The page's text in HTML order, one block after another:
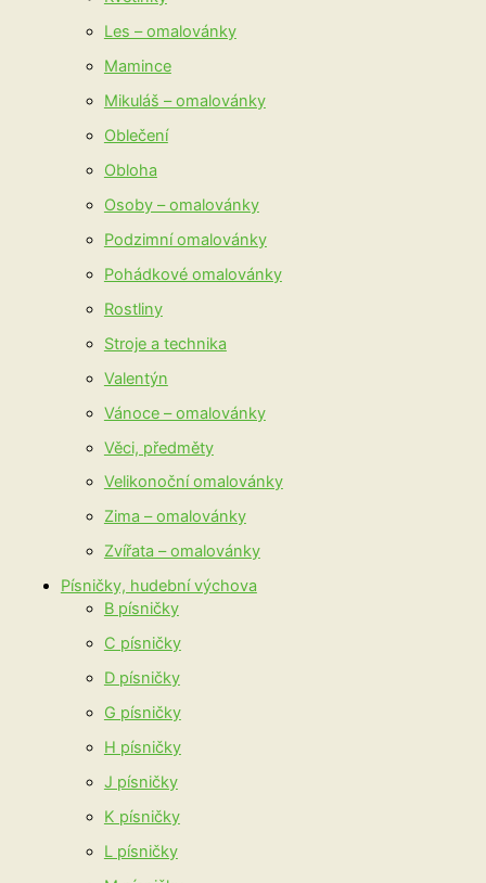
Les – omalovánky
Mamince
Mikuláš – omalovánky
Oblečení
Obloha
Osoby – omalovánky
Podzimní omalovánky
Pohádkové omalovánky
Rostliny
Stroje a technika
Valentýn
Vánoce – omalovánky
Věci, předměty
Velikonoční omalovánky
Zima – omalovánky
Zvířata – omalovánky
Písničky, hudební výchova
B písničky
C písničky
D písničky
G písničky
H písničky
J písničky
K písničky
L písničky